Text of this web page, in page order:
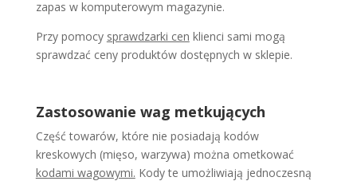
zapas w komputerowym magazynie.
Przy pomocy sprawdzarki cen klienci sami mogą
sprawdzać ceny produktów dostępnych w sklepie.
Zastosowanie wag metkujących
Część towarów, które nie posiadają kodów
kreskowych (mięso, warzywa) można ometkować
kodami wagowymi. Kody te umożliwiają jednoczesną